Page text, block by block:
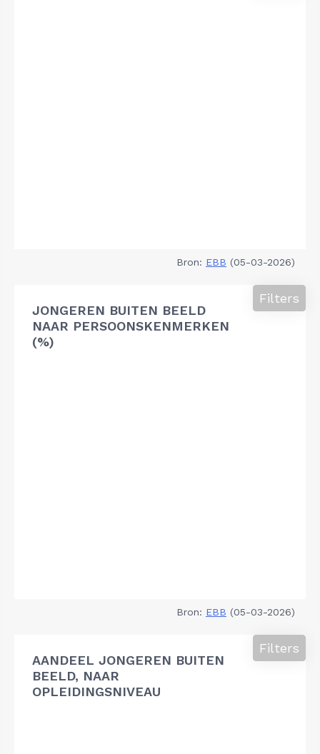
Bron: EBB (05-03-2026)
JONGEREN BUITEN BEELD
NAAR PERSOONSKENMERKEN
(%)
Filters
Bron: EBB (05-03-2026)
AANDEEL JONGEREN BUITEN
BEELD, NAAR
OPLEIDINGSNIVEAU
Filters